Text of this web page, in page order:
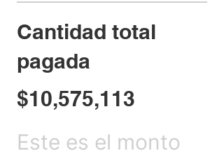
Cantidad total
pagada
$10,575,113
Este es el monto